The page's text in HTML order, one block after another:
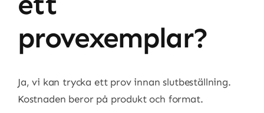
provexemplar?
Ja, vi kan trycka ett prov innan slutbeställning.
Kostnaden beror på produkt och format.